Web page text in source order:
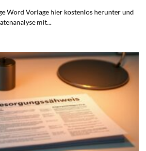
Word Vorlage hier kostenlos herunter und
mit...